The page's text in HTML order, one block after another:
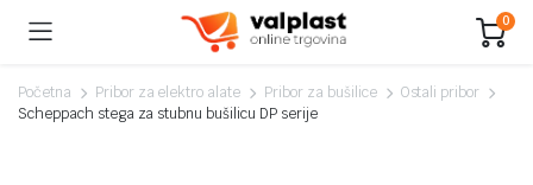
0
Početna Pribor za elektro alate Pribor za bušilice
Ostali pribor
Scheppach stega za stubnu bušilicu DP serije